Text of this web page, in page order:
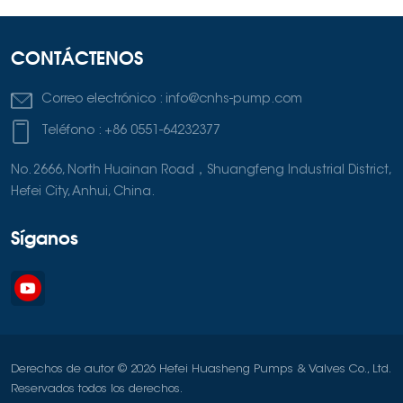
lado, son de doble carcasa, específicamente de tipo barril.
También son multietapa e instaladas horizontalmente con
una carcasa interior dividida radial o axialmente y soporte
en ambos extremos. El diseño de doble carcasa de las
bombas BB5 proporciona una capa adicional de protección
condiciones de alta presión y alta temperatura. Estas
bombas cumplen con las estrictas especificaciones de la
de las bombas BB5 es de alta resistencia, capaz de soportar
CONTÁCTENOS
Correo electrónico : info@cnhs-pump.com
Teléfono : +86 0551-64232377
No. 2666, North Huainan Road，Shuangfeng Industrial District,
Hefei City, Anhui, China.
Síganos
Derechos de autor © 2026 Hefei Huasheng Pumps & Valves Co., Ltd.
Reservados todos los derechos.